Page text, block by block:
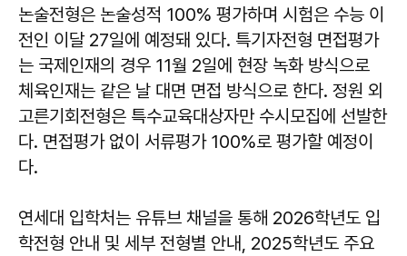
논술전형은 논술성적 100% 평가하며 시험은 수능 이
전인 이달 27일에 예정돼 있다. 특기자전형 면접평가
는 국제인재의 경우 11월 2일에 현장 녹화 방식으로
체육인재는 같은 날 대면 면접 방식으로 한다. 정원 외
고른기회전형은 특수교육대상자만 수시모집에 선발한
다. 면접평가 없이 서류평가 100%로 평가할 예정이
다.
연세대 입학처는 유튜브 채널을 통해 2026학년도 입
학전형 안내 및 세부 전형별 안내, 2025학년도 주요